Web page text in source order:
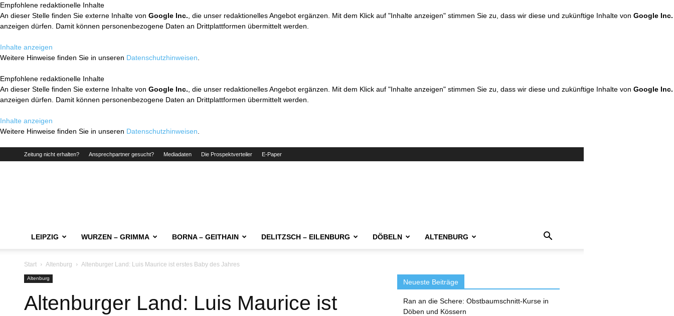
Empfohlene redaktionelle Inhalte
An dieser Stelle finden Sie externe Inhalte von Google Inc. , die unser redaktionelles Angebot ergänzen. Mit dem Klick auf "Inhalte anzeigen" stimmen Sie zu, dass wir diese und zukünftige Inhalte von Google Inc.
anzeigen dürfen. Damit können personenbezogene Daten an Drittplattformen übermittelt werden.
Inhalte anzeigen
Weitere Hinweise finden Sie in unseren Datenschutzhinweisen
Empfohlene redaktionelle Inhalte
An dieser Stelle finden Sie externe Inhalte von Google Inc. , die unser redaktionelles Angebot ergänzen. Mit dem Klick auf "Inhalte anzeigen" stimmen Sie zu, dass wir diese und zukünftige Inhalte von Google Inc.
anzeigen dürfen. Damit können personenbezogene Daten an Drittplattformen übermittelt werden.
Inhalte anzeigen
Weitere Hinweise finden Sie in unseren Datenschutzhinweisen
Zeitung nicht erhalten? Ansprechpartner gesucht? Mediadaten Die Prospektverteiler E-Paper
LEIPZIG WURZEN – GRIMMA BORNA – GEITHAIN DELITZSCH – EILENBURG DÖBELN ALTENBURG
Start Altenburg Altenburger Land: Luis Maurice ist erstes Baby des Jahres
Altenburg
Altenburger Land: Luis Maurice ist
Neueste Beiträge
Ran an die Schere: Obstbaumschnitt-Kurse in
Döben und Kössern